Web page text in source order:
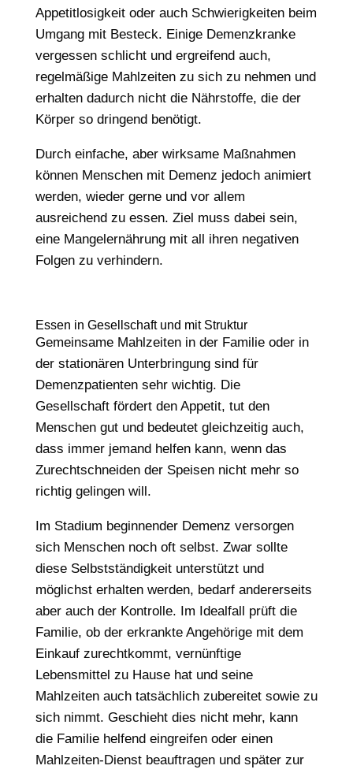
Appetitlosigkeit oder auch Schwierigkeiten beim
Umgang mit Besteck. Einige Demenzkranke
vergessen schlicht und ergreifend auch,
regelmäßige Mahlzeiten zu sich zu nehmen und
erhalten dadurch nicht die Nährstoffe, die der
Körper so dringend benötigt.
Durch einfache, aber wirksame Maßnahmen
können Menschen mit Demenz jedoch animiert
werden, wieder gerne und vor allem
ausreichend zu essen. Ziel muss dabei sein,
eine Mangelernährung mit all ihren negativen
Folgen zu verhindern.
Essen in Gesellschaft und mit Struktur
Gemeinsame Mahlzeiten in der Familie oder in
der stationären Unterbringung sind für
Demenzpatienten sehr wichtig. Die
Gesellschaft fördert den Appetit, tut den
Menschen gut und bedeutet gleichzeitig auch,
dass immer jemand helfen kann, wenn das
Zurechtschneiden der Speisen nicht mehr so
richtig gelingen will.
Im Stadium beginnender Demenz versorgen
sich Menschen noch oft selbst. Zwar sollte
diese Selbstständigkeit unterstützt und
möglichst erhalten werden, bedarf andererseits
aber auch der Kontrolle. Im Idealfall prüft die
Familie, ob der erkrankte Angehörige mit dem
Einkauf zurechtkommt, vernünftige
Lebensmittel zu Hause hat und seine
Mahlzeiten auch tatsächlich zubereitet sowie zu
sich nimmt. Geschieht dies nicht mehr, kann
die Familie helfend eingreifen oder einen
Mahlzeiten-Dienst beauftragen und später zur